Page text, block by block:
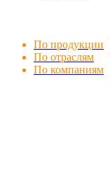
По продукции
По отраслям
По компаниям